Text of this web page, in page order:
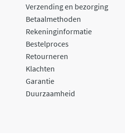
Verzending en bezorging
Betaalmethoden
Rekeninginformatie
Bestelproces
Retourneren
Klachten
Garantie
Duurzaamheid